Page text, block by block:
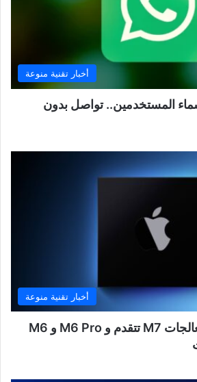
أخبار تقنية منوعة
المستخدمين.. تواصل بدون
أخبار تقنية منوعة
آبل تُغيّر خططها.. معالجات M7 تتقدم و M6 Pro و M6